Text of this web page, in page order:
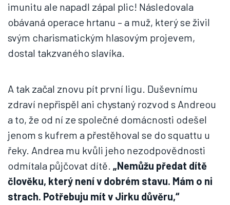
imunitu ale napadl zápal plic! Následovala
obávaná operace hrtanu – a muž, který se živil
svým charismatickým hlasovým projevem,
dostal takzvaného slavíka.
A tak začal znovu pít první ligu. Duševnímu
zdraví nepřispěl ani chystaný rozvod s Andreou
a to, že od ní ze společné domácnosti odešel
jenom s kufrem a přestěhoval se do squattu u
řeky. Andrea mu kvůli jeho nezodpovědnosti
odmítala půjčovat dítě. „Nemůžu předat dítě
člověku, který není v dobrém stavu. Mám o ni
strach. Potřebuju mít v Jirku důvěru,“